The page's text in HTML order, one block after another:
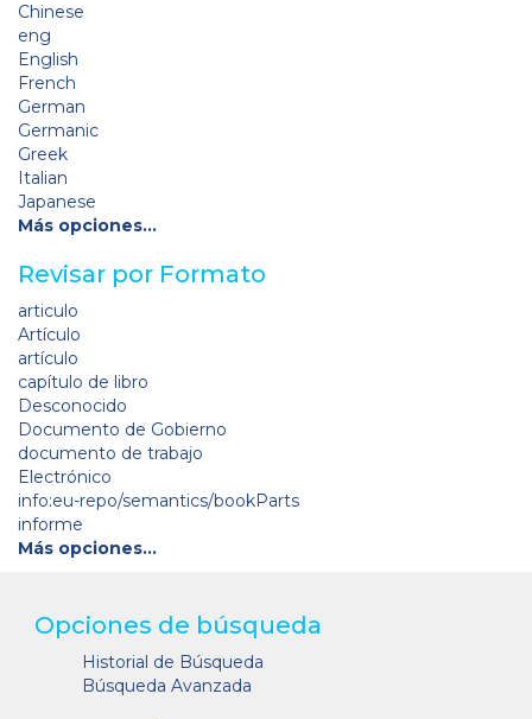
Chinese
eng
English
French
German
Germanic
Greek
Italian
Japanese
Más opciones…
Revisar por Formato
articulo
Artículo
artículo
capítulo de libro
Desconocido
Documento de Gobierno
documento de trabajo
Electrónico
info:eu-repo/semantics/bookParts
informe
Más opciones…
Opciones de búsqueda
Historial de Búsqueda
Búsqueda Avanzada